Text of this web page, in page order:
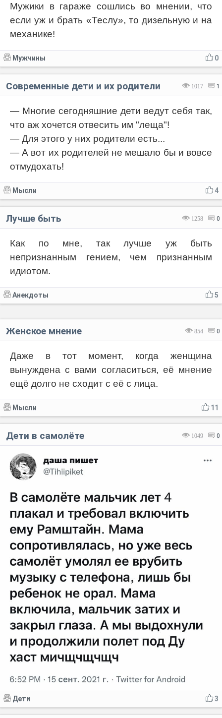
Мужики в гараже сошлись во мнении, что
если уж и брать «Теслу», то дизельную и на
механике!
0
Мужчины
1017 1
Современные дети и их родители
— Многие сегодняшние дети ведут себя так,
что аж хочется отвесить им "леща"!
— Для этого у них родители есть...
— А вот их родителей не мешало бы и вовсе
отмудохать!
4
Мысли
1258 0
Лучше быть
Как по мне, так лучше уж быть
непризнанным гением, чем признанным
идиотом.
5
Анекдоты
854 0
Женское мнение
Даже в тот момент, когда женщина
вынуждена с вами согласиться, её мнение
ещё долго не сходит с её с лица.
11
Мысли
1049 0
Дети в самолёте
3
Дети